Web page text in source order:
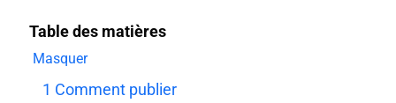
Table des matières
Masquer
1 Comment publier